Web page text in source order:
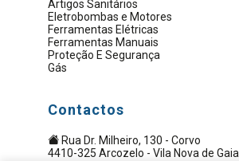
Artigos Sanitários
Eletrobombas e Motores
Ferramentas Elétricas
Ferramentas Manuais
Proteção E Segurança
Gás
Contactos
Rua Dr. Milheiro, 130 - Corvo
4410-325 Arcozelo - Vila Nova de Gaia